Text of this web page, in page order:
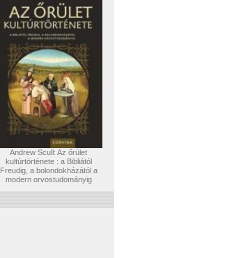
Andrew Scull: Az őrület
kultúrtörténete : a Bibliától
Freudig, a bolondokházától a
modern orvostudományig